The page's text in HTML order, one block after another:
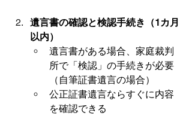
遺言書の確認と検認手続き（1カ月
以内）
遺言書がある場合、家庭裁判
所で「検認」の手続きが必要
（自筆証書遺言の場合）
公正証書遺言ならすぐに内容
を確認できる